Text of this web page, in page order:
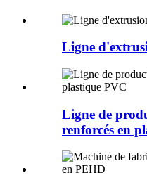
Ligne
Ligne de
renforcés en